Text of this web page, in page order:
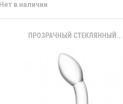
Нет в наличии
ПРОЗРАЧНЫЙ СТЕКЛЯННЫЙ...